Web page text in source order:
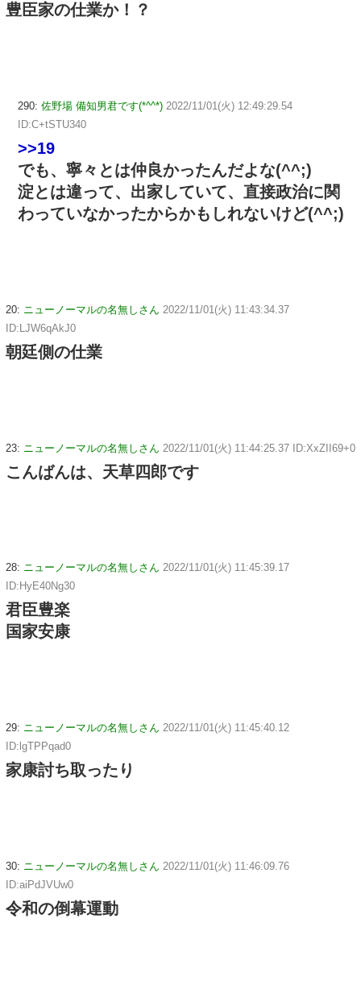
豊臣家の仕業か！？
290: 佐野場 備知男君です(*^^*) 2022/11/01(火) 12:49:29.54
ID:C+tSTU340
>>19
でも、寧々とは仲良かったんだよな(^^;)
淀とは違って、出家していて、直接政治に関
わっていなかったからかもしれないけど(^^;)
20: ニューノーマルの名無しさん 2022/11/01(火) 11:43:34.37
ID:LJW6qAkJ0
朝廷側の仕業
23: ニューノーマルの名無しさん 2022/11/01(火) 11:44:25.37 ID:XxZII69+0
こんばんは、天草四郎です
28: ニューノーマルの名無しさん 2022/11/01(火) 11:45:39.17
ID:HyE40Ng30
君臣豊楽
国家安康
29: ニューノーマルの名無しさん 2022/11/01(火) 11:45:40.12
ID:lgTPPqad0
家康討ち取ったり
30: ニューノーマルの名無しさん 2022/11/01(火) 11:46:09.76
ID:aiPdJVUw0
令和の倒幕運動